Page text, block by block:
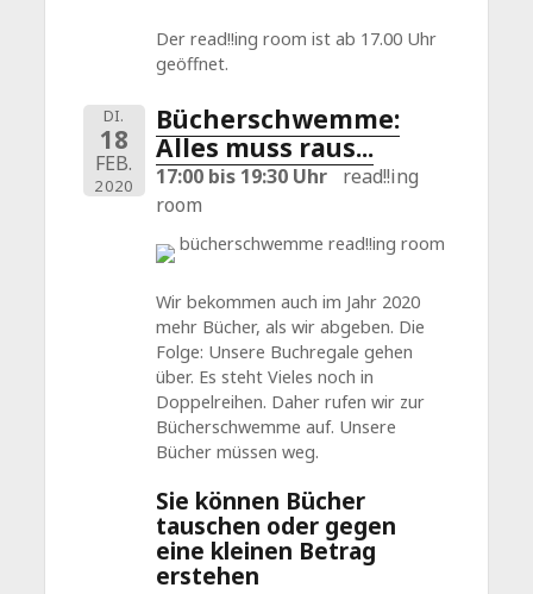
Der read!!ing room ist ab 17.00 Uhr
geöffnet.
DI.
18
FEB.
2020
Bücherschwemme:
Alles muss raus...
17:00 bis 19:30 Uhr
read!!ing
room
Wir bekommen auch im Jahr 2020
mehr Bücher, als wir abgeben. Die
Folge: Unsere Buchregale gehen
über. Es steht Vieles noch in
Doppelreihen. Daher rufen wir zur
Bücherschwemme auf. Unsere
Bücher müssen weg.
Sie können Bücher
tauschen oder gegen
eine kleinen Betrag
erstehen